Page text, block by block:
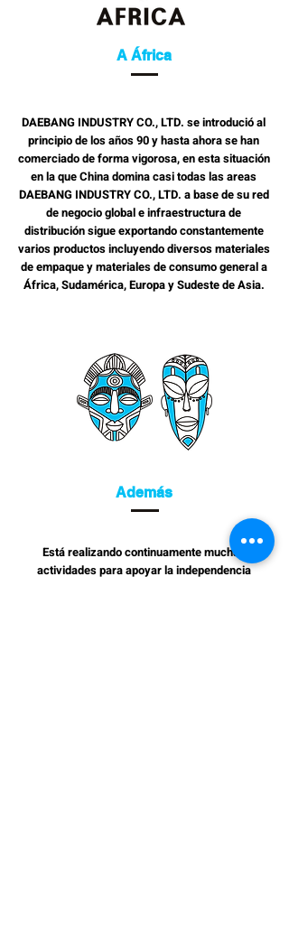
A África
DAEBANG INDUSTRY CO., LTD. se introdució al
principio de los años 90 y hasta ahora se han
comerciado de forma vigorosa, en esta situación
en la que China domina casi todas las areas
DAEBANG INDUSTRY CO., LTD. a base de su red
de negocio global e infraestructura de
distribución sigue exportando constantemente
varios productos incluyendo diversos materiales
de empaque y materiales de consumo general a
África, Sudamérica, Europa y Sudeste de Asia.
Además
Está realizando continuamente muchas
actividades para apoyar la independencia